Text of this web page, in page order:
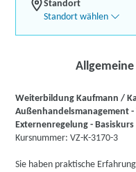
Standort
Standort wählen
Weiterbildung Kaufmann /
Außenhandelsmanagement
Externenregelung - Basiskurs
Kursnummer: VZ-K-3170-3
Sie haben praktische